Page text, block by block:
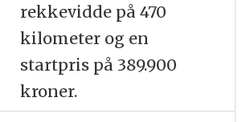
rekkevidde på 470
kilometer og en
startpris på 389.900
kroner.